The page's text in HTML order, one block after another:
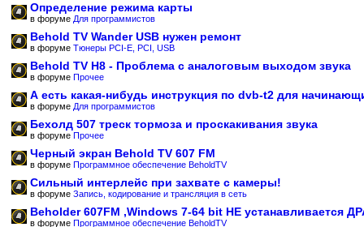
Определение режима карты
в форуме Для программистов
Behold TV Wander USB нужен ремонт
в форуме Тюнеры PCI-E, PCI, USB
Behold TV H8 - Проблема с аналоговым выходом звука
в форуме Прочее
А есть какая-нибудь инструкция по dvb-t2 для
в форуме Для программистов
Бехолд 507 треск тормоза и проскакивания звука
в форуме Прочее
Черный экран Behold TV 607 FM
в форуме Программное обеспечение BeholdTV
Сильный интерлейс при захвате с камеры!
в форуме Запись, кодирование и трансляция в сеть
Beholder 607FM ,Windows 7-64 bit НЕ устанавливается
в форуме Программное обеспечение BeholdTV